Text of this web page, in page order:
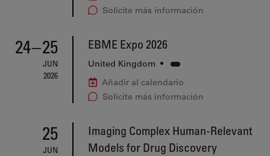
Solicite más información
24–25
JUN
2026
EBME Expo 2026
United Kingdom •
Añadir al calendario
Solicite más información
25
JUN
Imaging Complex Human-Relevant
Models for Drug Discovery